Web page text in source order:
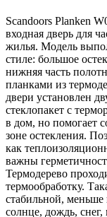
Scandoors Planken
входная дверь для
жилья. Модель
стиле: большое
нижняя часть
планками из
двери установлен
стеклопакет с
в дом, но помогает
зоне остекления.
как
важны
Термодерево
термообработку.
стабильной, меньше
солнце, дождь,